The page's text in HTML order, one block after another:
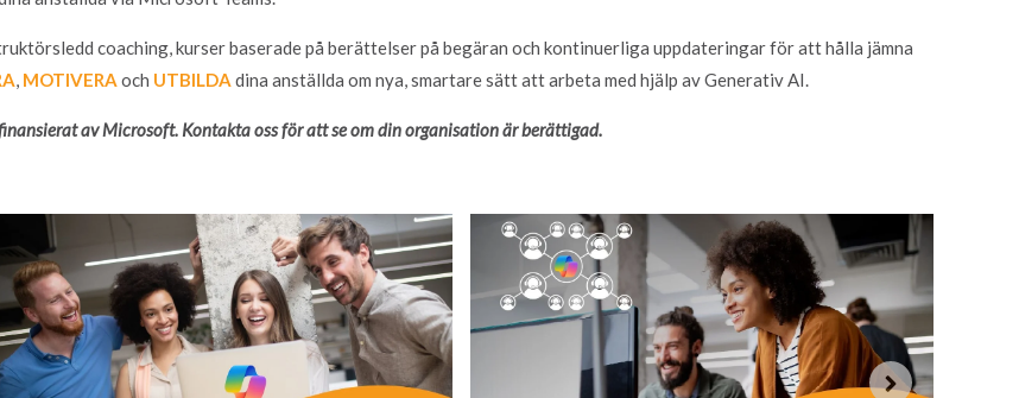
coaching, kurser baserade på berättelser på begäran och kontinuerliga uppdateringar för att hålla jämna
, MOTIVERA och UTBILDA dina anställda om nya, smartare sätt att arbeta med hjälp av Generativ AI.
av Microsoft. Kontakta oss för att se om din organisation är berättigad.